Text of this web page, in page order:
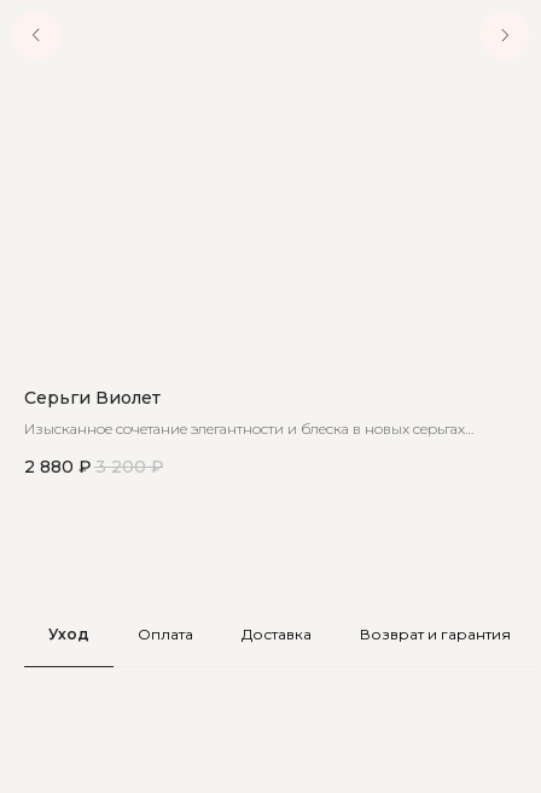
Серьги Виолет
Изысканное сочетание элегантности и блеска в новых серьгах
2 880 ₽ 3 200 ₽
Уход Оплата Доставка Возврат и гарантия